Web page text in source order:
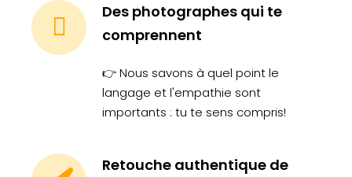
Des photographes qui te
comprennent
👉 Nous savons à quel point le
langage et l'empathie sont
importants : tu te sens compris!
Retouche authentique de